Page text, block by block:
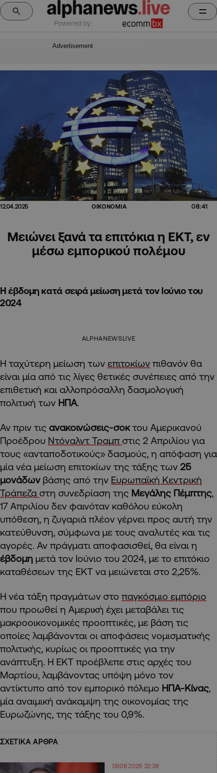
Powered by:
Advertisement
12.04.2025 ΟΙΚΟΝΟΜΙΑ 08:41
Μειώνει ξανά τα επιτόκια η ΕΚΤ, εν
μέσω εμπορικού πολέμου
Η έβδομη κατά σειρά μείωση μετά τον Ιούνιο του
2024
ALPHANEWSLIVE
Η ταχύτερη μείωση των επιτοκίων πιθανόν θα
είναι μία από τις λίγες θετικές συνέπειες από την
επιθετική και αλλοπρόσαλλη δασμολογική
πολιτική των ΗΠΑ.
Αν πριν τις ανακοινώσεις-σοκτου Αμερικανού
Προέδρου Ντόναλντ Τραμπ στις 2 Απριλίου για
τους «ανταποδοτικούς» δασμούς, η απόφαση για
μία νέα μείωση επιτοκίων της τάξης των 25
μονάδων βάσης από την Ευρωπαϊκή Κεντρική
Τράπεζα στη συνεδρίαση της Μεγάλης Πέμπτης,
17 Απριλίου δεν φαινόταν καθόλου εύκολη
υπόθεση, η ζυγαριά πλέον γέρνει προς αυτή την
κατεύθυνση, σύμφωνα με τους αναλυτές και τις
αγορές. Αν πράγματι αποφασισθεί, θα είναι η
έβδομη μετά τον Ιούνιο του 2024, με το επιτόκιο
καταθέσεων της ΕΚΤ να μειώνεται στο 2,25%.
Η νέα τάξη πραγμάτων στο παγκόσμιο εμπόριο
που προωθεί η Αμερική έχει μεταβάλει τις
μακροοικονομικές προοπτικές, με βάση τις
οποίες λαμβάνονται οι αποφάσεις νομισματικής
πολιτικής, κυρίως οι προοπτικές για την
ανάπτυξη. H EKT προέβλεπε στις αρχές του
Μαρτίου, λαμβάνοντας υπόψη μόνο τον
αντίκτυπο από τον εμπορικό πόλεμο ΗΠΑ-Κίνας,
μία αναιμική ανάκαμψη της οικονομίας της
Ευρωζώνης, της τάξης του 0,9%.
ΣΧΕΤΙΚΑ ΑΡΘΡΑ
09.08.2026 22:38